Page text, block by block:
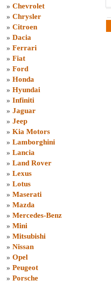
» Chevrolet
» Chrysler
» Citroen
» Dacia
» Ferrari
» Fiat
» Ford
» Honda
» Hyundai
» Infiniti
» Jaguar
» Jeep
» Kia Motors
» Lamborghini
» Lancia
» Land Rover
» Lexus
» Lotus
» Maserati
» Mazda
» Mercedes-Benz
» Mini
» Mitsubishi
» Nissan
» Opel
» Peugeot
» Porsche